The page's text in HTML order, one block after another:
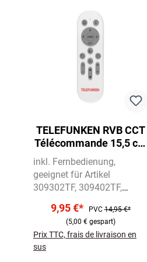
TELEFUNKEN RVB CCT
Télécommande 15,5 cm
blanc
inkl. Fernbedienung
geeignet für Artikel
309302TF, 309402TF,
309702TF
inkl. 2 x AAA
Batterien, inkl. Halter
9,95 €* PVC14,95 €*
(5,00 € gespart)
Prix TTC, frais de livraison en
sus